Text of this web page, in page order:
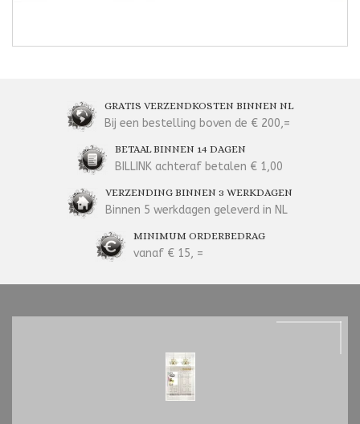
GRATIS VERZENDKOSTEN BINNEN NL
Bij een bestelling boven de € 200,=
BETAAL BINNEN 14 DAGEN
BILLINK achteraf betalen € 1,00
VERZENDING BINNEN 3 WERKDAGEN
Binnen 5 werkdagen geleverd in NL
MINIMUM ORDERBEDRAG
vanaf € 15, =